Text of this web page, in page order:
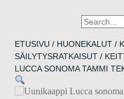
ETUSIVU / HUONEKALUT /
SÄILYTYSRATKAISUT /
LUCCA SONOMA TAMMI